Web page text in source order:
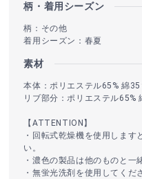
柄・着用シーズン
柄：その他
着用シーズン：春夏
素材
本体：ポリエステル65% 綿35
リブ部分：ポリエステル65%
【ATTENTION】
・回転式乾燥機を使用します
い。
・濃色の製品は他のものと一
・無蛍光洗剤を使用してくだ